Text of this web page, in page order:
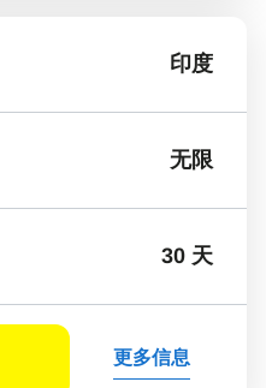
印度
无限
30 天
更多信息